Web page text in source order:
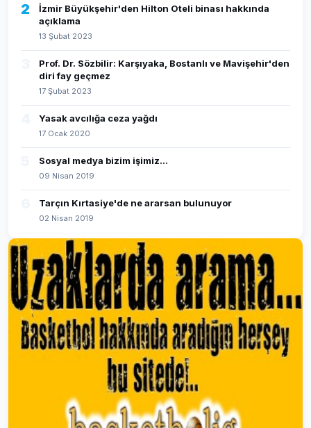
2
İzmir Büyükşehir'den Hilton Oteli binası hakkında
açıklama
13 Şubat 2023
Prof. Dr. Sözbilir: Karşıyaka, Bostanlı ve Mavişehir'den
diri fay geçmez
17 Şubat 2023
Yasak avcılığa ceza yağdı
17 Ocak 2020
Sosyal medya bizim işimiz...
09 Nisan 2019
Tarçın Kırtasiye'de ne ararsan bulunuyor
02 Nisan 2019